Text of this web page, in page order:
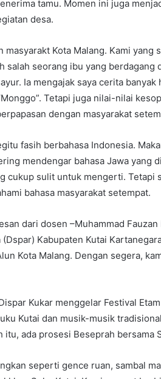
tamu. Momen ini juga
desa.
masyarakt Kota Malang. Kami
salah seorang ibu yang berdagang
Ia mengajak saya cerita banyak
Tetapi juga nilai-nilai
dengan masyarakat
fasih berbahasa Indonesia.
mendengar bahasa Jawa yang
cukup sulit untuk mengerti. Tetapi
bahasa masyarakat setempat.
dari dosen –Muhammad
Kabupaten Kutai
Kota Malang. Dengan segera,
Kukar menggelar Festival
Kutai dan musik-musik
ada prosesi Beseprah bersama
seperti gence ruan, sambal